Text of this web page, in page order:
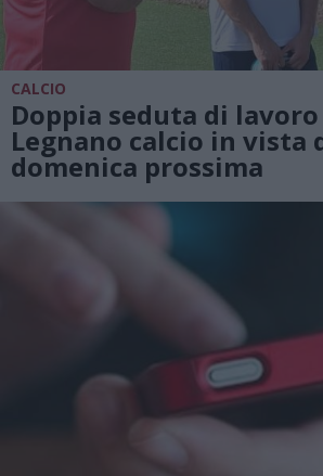
CALCIO
Doppia seduta di
Legnano calcio in vista
domenica prossima